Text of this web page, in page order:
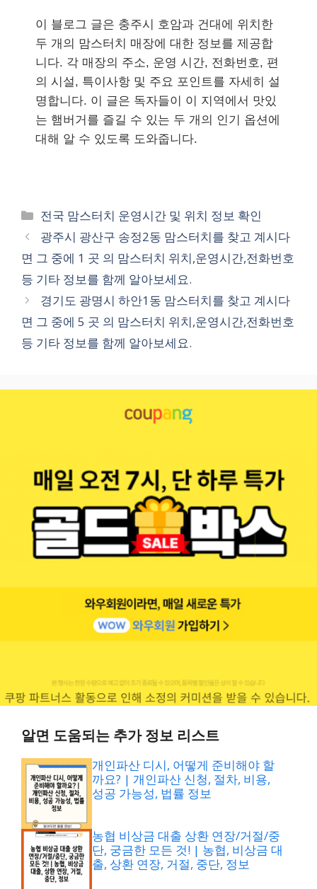
이 블로그 글은 충주시 호암과 건대에 위치한
두 개의 맘스터치 매장에 대한 정보를 제공합
니다. 각 매장의 주소, 운영 시간, 전화번호, 편
의 시설, 특이사항 및 주요 포인트를 자세히 설
명합니다. 이 글은 독자들이 이 지역에서 맛있
는 햄버거를 즐길 수 있는 두 개의 인기 옵션에
대해 알 수 있도록 도와줍니다.
카
테
고
리
전국 맘스터치 운영시간 및 위치 정보 확인
광주시 광산구 송정2동 맘스터치를 찾고 계시다
면 그 중에 1 곳 의 맘스터치 위치,운영시간,전화번호
등 기타 정보를 함께 알아보세요.
경기도 광명시 하안1동 맘스터치를 찾고 계시다
면 그 중에 5 곳 의 맘스터치 위치,운영시간,전화번호
등 기타 정보를 함께 알아보세요.
알면 도움되는 추가 정보 리스트
개인파산 디시, 어떻게 준비해야 할
까요? | 개인파산 신청, 절차, 비용,
성공 가능성, 법률 정보
농협 비상금 대출 상환 연장/거절/중
단, 궁금한 모든 것! | 농협, 비상금 대
출, 상환 연장, 거절, 중단, 정보